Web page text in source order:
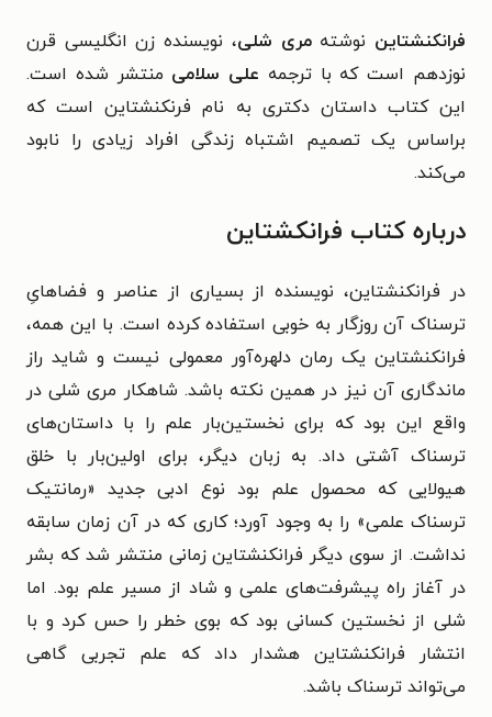
فرانکنشتاین نوشتهمری شلی، نویسنده زن انگلیسی قرن
نوزدهم است که با ترجمه علی سلامی منتشر شده است.
این کتاب داستان دکتری به نام فرنکنشتاین است که
براساس یک تصمیم اشتباه زندگی افراد زیادی را نابود
می‌کند.
درباره کتاب فرانکشتاین
در فرانکنشتاین، نویسنده از بسیاری از عناصر و فضاهایِ
ترسناک آن روزگار به خوبی استفاده کرده است. با این همه،
فرانکنشتاین یک رمان دلهره‌آور معمولی نیست و شاید راز
ماندگاری آن نیز در همین نکته باشد. شاهکار مری شلی در
واقع این بود که برای نخستین‌بار علم را با داستان‌های
ترسناک آشتی داد. به زبان دیگر، برای اولین‌بار با خلق
هیولایی که محصول علم بود نوع ادبی جدید «رمانتیک
ترسناک علمی» را به وجود آورد؛ کاری که در آن زمان سابقه
نداشت. از سوی دیگر فرانکنشتاین زمانی منتشر شد که بشر
در آغاز راه پیشرفت‌های علمی و شاد از مسیر علم بود. اما
شلی از نخستین کسانی بود که بوی خطر را حس کرد و با
انتشار فرانکنشتاین هشدار داد که علم تجربی گاهی
می‌تواند ترسناک باشد.